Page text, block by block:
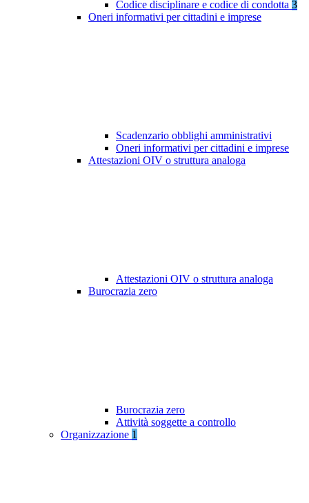
Codice disciplinare e codice di condotta 3
Oneri informativi per cittadini e imprese
Scadenzario obblighi amministrativi
Oneri informativi per cittadini e imprese
Attestazioni OIV o struttura analoga
Attestazioni OIV o struttura analoga
Burocrazia zero
Burocrazia zero
Attività soggette a controllo
Organizzazione 1